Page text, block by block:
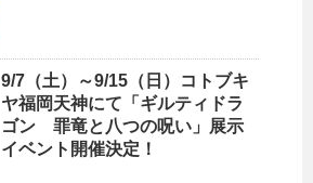
9/7（土）～9/15（日）コトブキ
ヤ福岡天神にて「ギルティドラ
ゴン 罪竜と八つの呪い」展示
イベント開催決定！